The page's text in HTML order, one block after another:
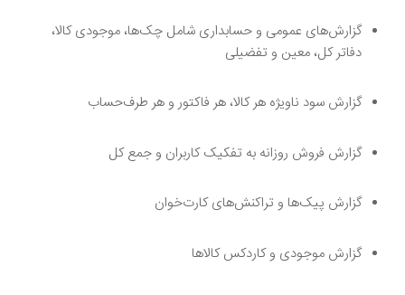
گزارش‌های عمومی و حسابداری شامل چک‌ها، موجودی کالا،
دفاتر کل، معین و تفضیلی
گزارش سود ناویژه هر کالا، هر فاکتور و هر طرف‌حساب
گزارش فروش روزانه به تفکیک کاربران و جمع کل
گزارش پیک‌ها و تراکنش‌های کارت‌خوان
گزارش موجودی و کاردکس کالاها